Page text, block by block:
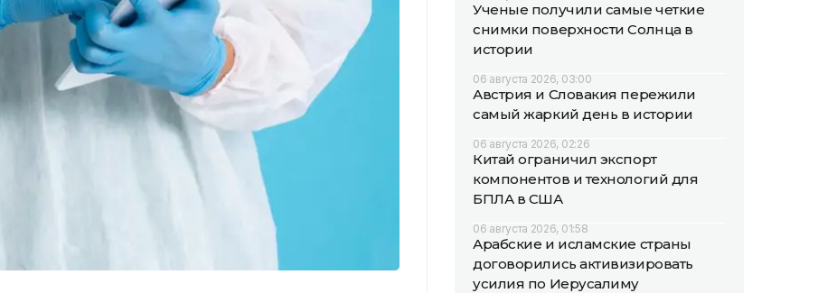
Ученые получили самые четкие
снимки поверхности Солнца в
истории
06 августа 2026, 03:00
Австрия и Словакия пережили
самый жаркий день в истории
06 августа 2026, 02:26
Китай ограничил экспорт
компонентов и технологий для
БПЛА в США
06 августа 2026, 01:58
Арабские и исламские страны
договорились активизировать
усилия по Иерусалиму